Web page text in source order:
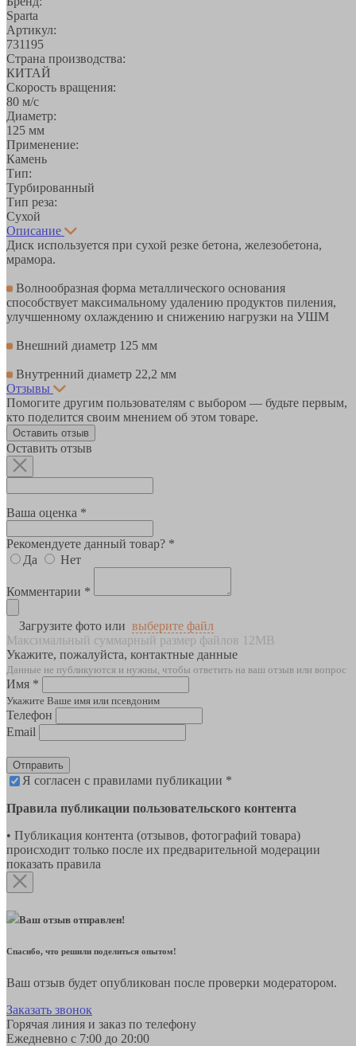
Sparta
Артикул:
731195
Страна производства:
КИТАЙ
Скорость вращения:
80 м/с
Диаметр:
125 мм
Применение:
Камень
Тип:
Турбированный
Тип реза:
Сухой
Описание
Диск используется при сухой резке бетона, железобетона,
мрамора.
Волнообразная форма металлического основания
способствует максимальному удалению продуктов пиления,
улучшенному охлаждению и снижению нагрузки на УШМ
Внешний диаметр 125 мм
Внутренний диаметр 22,2 мм
Отзывы
Помогите другим пользователям с выбором — будьте первым,
кто поделится своим мнением об этом товаре.
Оставить отзыв
Оставить отзыв
Ваша оценка *
Рекомендуете данный товар? *
Да
Нет
Комментарии *
Загрузите фото или выберите файл
Максимальный суммарный размер файлов 12MB
Укажите, пожалуйста, контактные данные
Данные не публикуются и нужны, чтобы ответить на ваш отзыв или вопрос
Имя *
Укажите Ваше имя или псевдоним
Телефон
Email
Отправить
Я согласен с правилами публикации *
Правила публикации пользовательского контента
• Публикация контента (отзывов, фотографий товара)
происходит только после их предварительной модерации
показать правила
Ваш отзыв отправлен!
Спасибо, что решили поделиться опытом!
Ваш отзыв будет опубликован после проверки модератором.
Заказать звонок
Горячая линия и заказ по телефону
Ежедневно с 7:00 до 20:00